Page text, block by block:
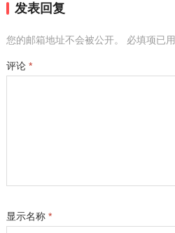
发表回复
您的邮箱地址不会被公开。 必填项已用
评论 *
显示名称 *